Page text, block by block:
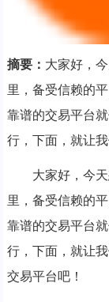
摘要： 大家好，
里，备受信赖的
靠谱的交易平台
行，下面，就让
大家好，今
里，备受信赖的
靠谱的交易平台
行，下面，就让
交易平台吧！